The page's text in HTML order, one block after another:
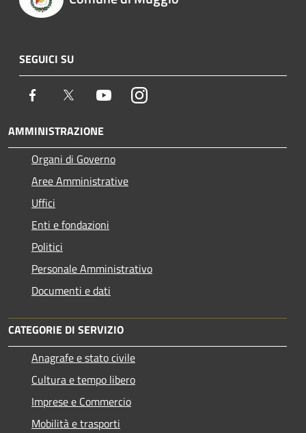
SEGUICI SU
Facebook Twitter YoutubeInstagram
AMMINISTRAZIONE
Organi di Governo
Aree Amministrative
Uffici
Enti e fondazioni
Politici
Personale Amministrativo
Documenti e dati
CATEGORIE DI SERVIZIO
Anagrafe e stato civile
Cultura e tempo libero
Imprese e Commercio
Mobilità e trasporti